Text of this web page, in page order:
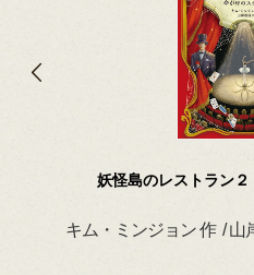
妖怪島のレストラン
キム・ミンジョン 作 / 山